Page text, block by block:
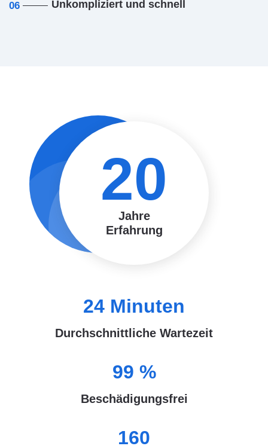
06 Unkompliziert und schnell
20
Jahre
Erfahrung
24 Minuten
Durchschnittliche Wartezeit
99 %
Beschädigungsfrei
160